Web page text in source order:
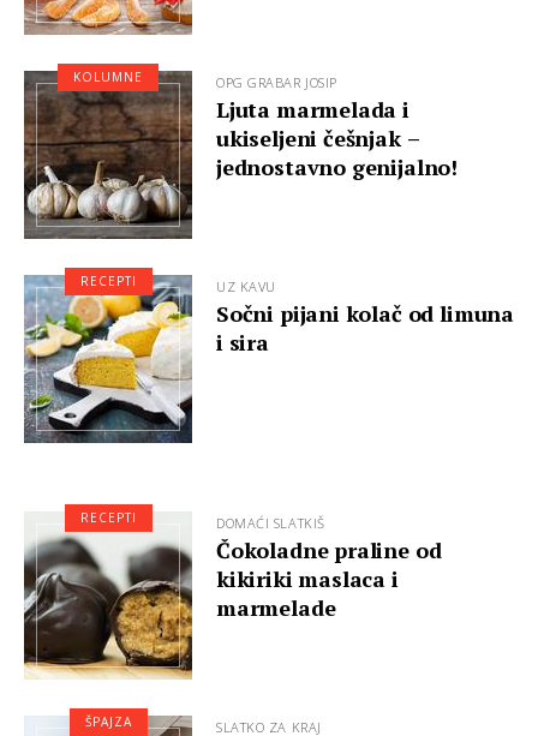
OPG GRABAR JOSIP
Ljuta marmelada i
ukiseljeni češnjak –
jednostavno genijalno!
KOLUMNE
UZ KAVU
Sočni pijani kolač od limuna
i sira
RECEPTI
DOMAĆI SLATKIŠ
Čokoladne praline od
kikiriki maslaca i
marmelade
RECEPTI
SLATKO ZA KRAJ
ŠPAJZA